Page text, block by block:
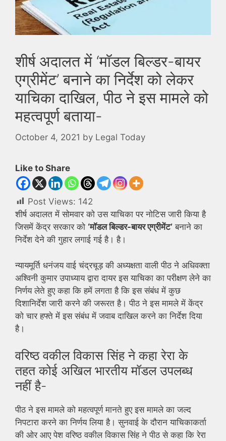
शीर्ष अदालत में ‘मॉडल बिल्डर-बायर
एग्रीमेंट’ बनाने का निर्देश को लेकर
याचिका दाखिल, पीठ ने इस मामले को
महत्वपूर्ण बताया-
October 4, 2021 by Legal Today
Like to Share
Post Views: 142
शीर्ष अदालत में सोमवार को उस याचिका पर नोटिस जारी किया है
जिसमें केंद्र सरकार को ‘मॉडल बिल्डर-बायर एग्रीमेंट’ बनाने का
निर्देश देने की गुहार लगाई गई है। है।
न्यायमूर्ति धनंजय वाई चंद्रचूड़ की अध्यक्षता वाली पीठ ने अधिवक्ता
अश्विनी कुमार उपाध्याय द्वारा दायर इस याचिका का परीक्षण लेने का
निर्णय लेते हुए कहा कि हमें लगता है कि इस संबंध में कुछ
दिशानिर्देश जारी करने की जरूरत है। पीठ ने इस मामले में केंद्र
को चार हफ्ते में इस संबंध में जवाब दाखिल करने का निर्देश दिया
है।
वरिष्ठ वकील विकास सिंह ने कहा रेरा के
तहत कोई अखिल भारतीय मॉडल उपलब्ध
नहीं है-
पीठ ने इस मामले को महत्वपूर्ण मानते हुए इस मामले का जल्द
निपटारा करने का निर्णय लिया है। सुनवाई के दौरान याचिकाकर्ता
की ओर आए पेश वरिष्ठ वकील विकास सिंह ने पीठ से कहा कि रेरा